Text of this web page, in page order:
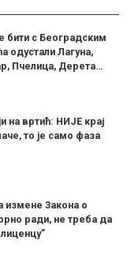
бити с Београдским
одустали Лагуна,
Пчелица, Дерета…
на вртић: НИЈЕ крај
то је само фаза
измене Закона о
ради, не треба да